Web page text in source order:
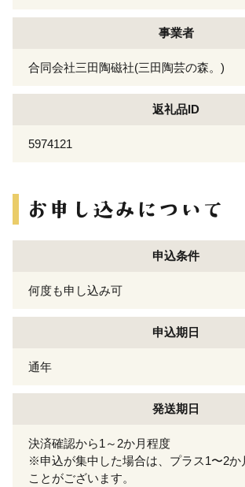
事業者
合同会社三田陶磁社(三田陶芸の森。)
返礼品ID
5974121
申込条件
何度も申し込み可
申込期日
通年
発送期日
決済確認から1～2か月程度
※申込が集中した場合は、プラス1〜2か
ことがございます。